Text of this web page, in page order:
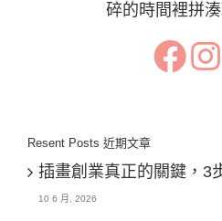
碎的時間裡拼
Resent Posts 近期文章
插畫創業真正的關鍵，3
10 6 月, 2026